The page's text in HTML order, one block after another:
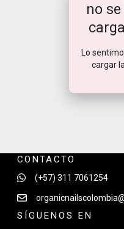
no
Lo
cargar
CONTACTO
(+57) 311 7061254
SÍGUENOS EN